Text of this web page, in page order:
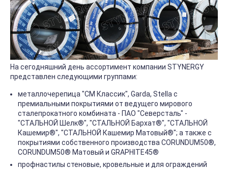
На сегодняшний день ассортимент компании STYNERGY
представлен следующими группами:
металлочерепица "СМ Классик", Garda, Stella с
премиальными покрытиями от ведущего мирового
сталепрокатного комбината - ПАО "Северсталь" -
"СТАЛЬНОЙ Шелк®", "СТАЛЬНОЙ Бархат®", "СТАЛЬНОЙ
Кашемир®", "СТАЛЬНОЙ Кашемир Матовый®"; а также с
покрытиями собственного производства CORUNDUM50®,
CORUNDUM50® Матовый и GRAPHITE45®
профнастилы стеновые, кровельные и для ограждений